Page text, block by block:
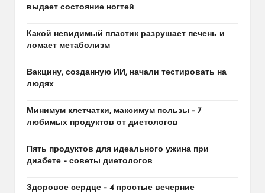
выдает состояние ногтей
Какой невидимый пластик разрушает печень и
ломает метаболизм
Вакцину, созданную ИИ, начали тестировать на
людях
Минимум клетчатки, максимум пользы – 7
любимых продуктов от диетологов
Пять продуктов для идеального ужина при
диабете – советы диетологов
Здоровое сердце – 4 простые вечерние